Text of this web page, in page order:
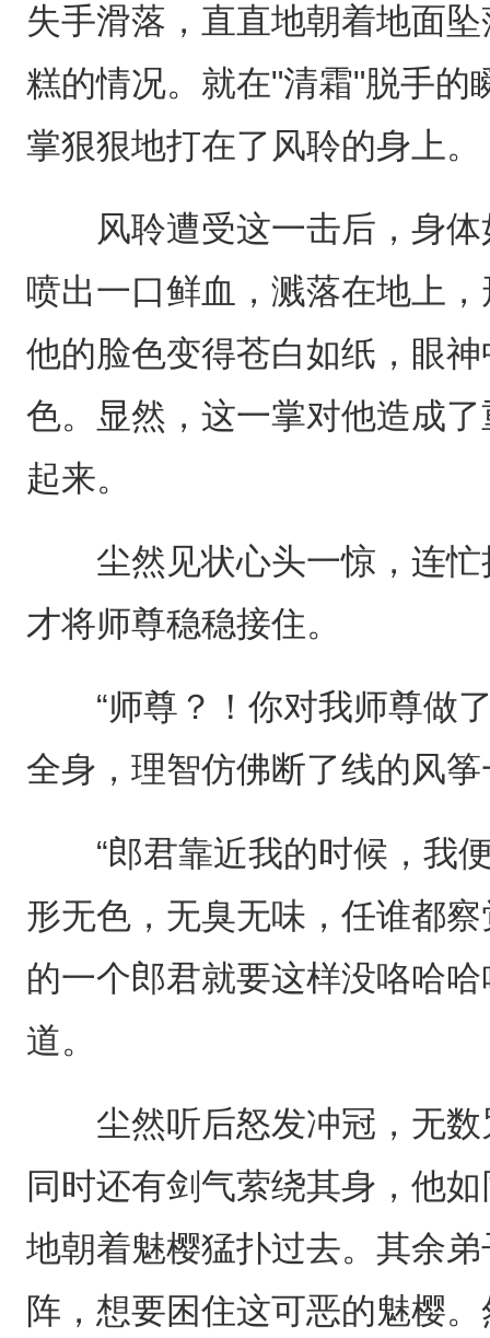
失手滑落，直直地朝着地面
糕的情况。就在"清霜"脱手的
掌狠狠地打在了风聆的身上。
风聆遭受这一击后，身体
喷出一口鲜血，溅落在地上
他的脸色变得苍白如纸，眼
色。显然，这一掌对他造成
起来。
尘然见状心头一惊，连忙
才将师尊稳稳接住。
“师尊？！你对我师尊做了
全身，理智仿佛断了线的风
“郎君靠近我的时候，我便
形无色，无臭无味，任谁都
的一个郎君就要这样没咯哈
道。
尘然听后怒发冲冠，无数
同时还有剑气萦绕其身，他
地朝着魅樱猛扑过去。其余
阵，想要困住这可恶的魅樱